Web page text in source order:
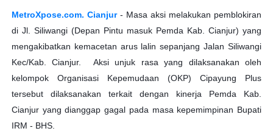
MetroXpose.com. Cianjur- Masa aksi melakukan pemblokiran
di Jl. Siliwangi (Depan Pintu masuk Pemda Kab. Cianjur) yang
mengakibatkan kemacetan arus lalin sepanjang Jalan Siliwangi
Kec/Kab. Cianjur.
Aksi unjuk rasa yang dilaksanakan oleh
kelompok Organisasi Kepemudaan (OKP) Cipayung Plus
tersebut dilaksanakan terkait dengan kinerja Pemda Kab.
Cianjur yang dianggap gagal pada masa kepemimpinan Bupati
IRM - BHS.